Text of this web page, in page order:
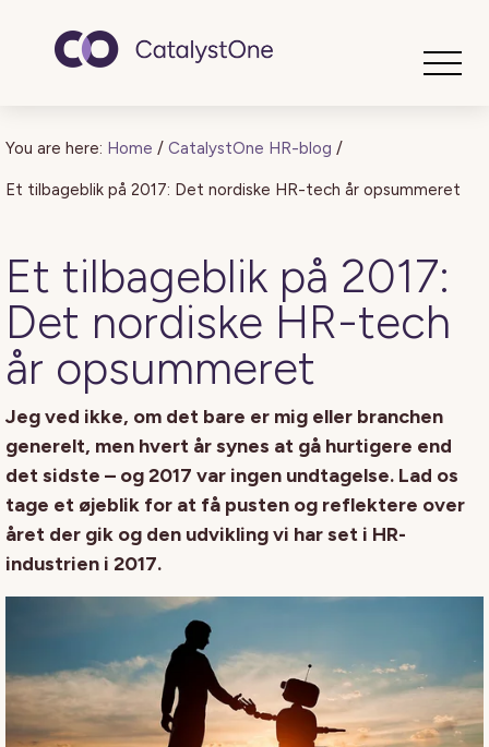
You are here: Home / CatalystOne HR-blog /
Et tilbageblik på 2017: Det nordiske HR-tech år opsummeret
Et tilbageblik på 2017:
Det nordiske HR-tech
år opsummeret
Jeg ved ikke, om det bare er mig eller branchen
generelt, men hvert år synes at gå hurtigere end
det sidste – og 2017 var ingen undtagelse. Lad os
tage et øjeblik for at få pusten og reflektere over
året der gik og den udvikling vi har set i HR-
industrien i 2017.